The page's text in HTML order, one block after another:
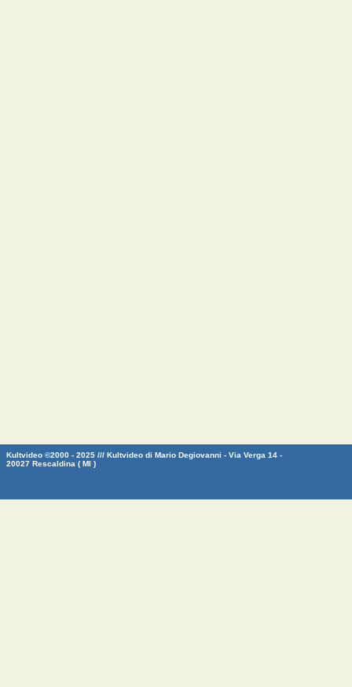
Kultvideo ©2000 - 2025 /// Kultvideo di Mario Degiovanni - Via Verga 14 -
20027 Rescaldina ( MI )